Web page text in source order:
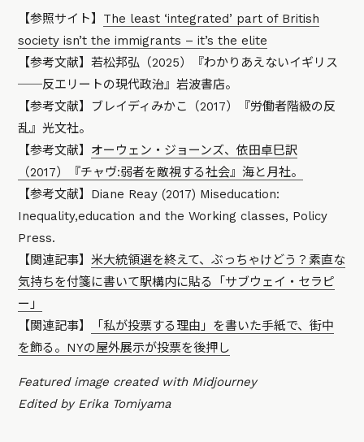
【参照サイト】 The least ‘integrated’ part of British
society isn’t the immigrants – it’s the elite
【参考文献】若松邦弘（2025）『わかりあえないイギリス
──反エリートの現代政治』岩波書店。
【参考文献】ブレイディみかこ（2017）『労働者階級の反
乱』光文社。
【参考文献】 オーウェン・ジョーンズ、依田卓巳訳
（2017）『チャヴ:弱者を敵視する社会』海と月社。
【参考文献】Diane Reay (2017) Miseducation:
Inequality,education and the Working classes, Policy
Press.
【関連記事】米大統領選を終えて、ぶっちゃけどう？素直な
気持ちを付箋に書いて駅構内に貼る「サブウェイ・セラピ
ー」
【関連記事】
「私が投票する理由」を書いた手紙で、街中
を飾る。NYの屋外展示が投票を後押し
Featured image created with Midjourney
Edited by Erika Tomiyama